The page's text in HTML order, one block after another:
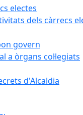
electes
dels càrrecs
govern
a òrgans col·legiats
d'Alcaldia